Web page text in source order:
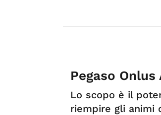
Pegaso Onlus
Lo scopo è il
riempire gli animi